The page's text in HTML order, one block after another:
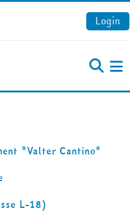
Login
"Valter Cantino"
L-18)